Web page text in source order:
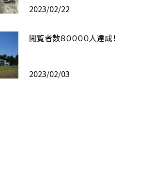
2023/02/22
閲覧者数８００００人達成！
2023/02/03